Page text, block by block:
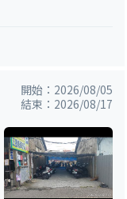
開始：2026/08/05
結束：2026/08/17